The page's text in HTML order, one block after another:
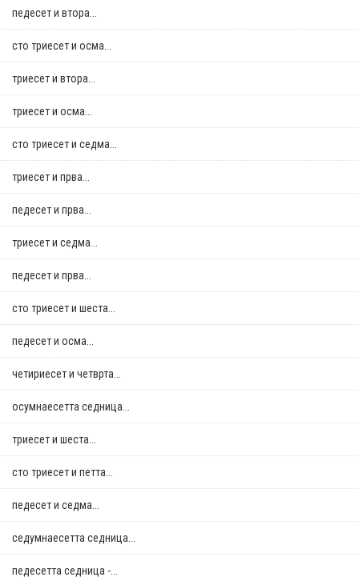
педесет и втора...
сто триесет и осма...
триесет и втора...
триесет и осма...
сто триесет и седма...
триесет и прва...
педесет и прва...
триесет и седма...
педесет и прва...
сто триесет и шеста...
педесет и осма...
четириесет и четврта...
осумнaесетта седница...
триесет и шеста...
сто триесет и петта...
педесет и седма...
седумнаесетта седница...
педесетта седница -...